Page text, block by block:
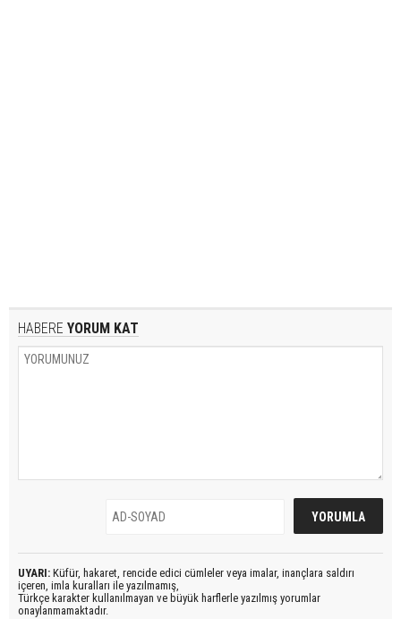
HABERE YORUM KAT
UYARI: Küfür, hakaret, rencide edici cümleler veya imalar, inançlara saldırı
içeren, imla kuralları ile yazılmamış,
Türkçe karakter kullanılmayan ve büyük harflerle yazılmış yorumlar
onaylanmamaktadır.